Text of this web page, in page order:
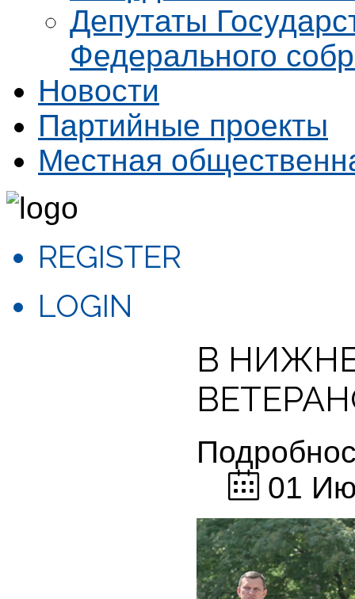
Депутаты
Федерального
Новости
Партийные проекты
Местная
REGISTER
LOGIN
В
01